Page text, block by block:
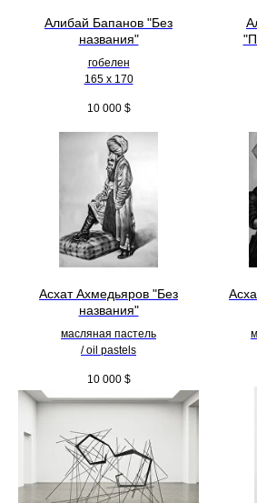
Алибай Бапанов "Без
названия"
гобелен
165 x 170
10 000 $
Асхат Ахмедьяров "Без
названия"
масляная пастель
/ oil pastels
10 000 $